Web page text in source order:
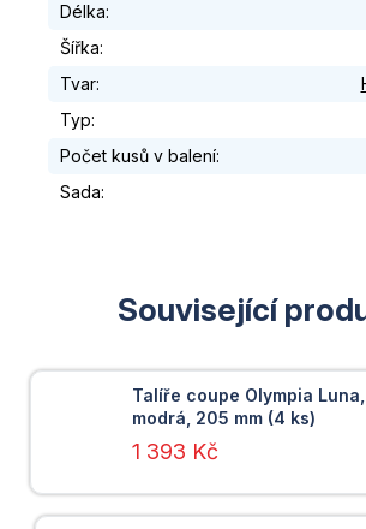
Související
Talíře coupe Olympia
modrá, 205 mm (4 ks)
1 393 Kč
Délka:
Šířka:
Tvar:
Typ:
Počet kusů v balení:
Sada: